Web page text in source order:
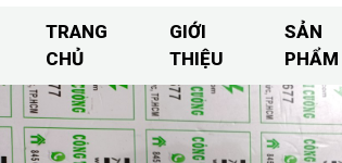
TRANG
CHỦ
GIỚI
THIỆU
SẢN
PHẨM